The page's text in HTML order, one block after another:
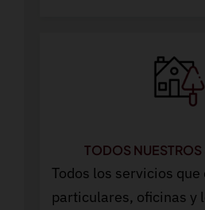
TODOS NUESTROS
Todos los servicios que
particulares, oficinas y